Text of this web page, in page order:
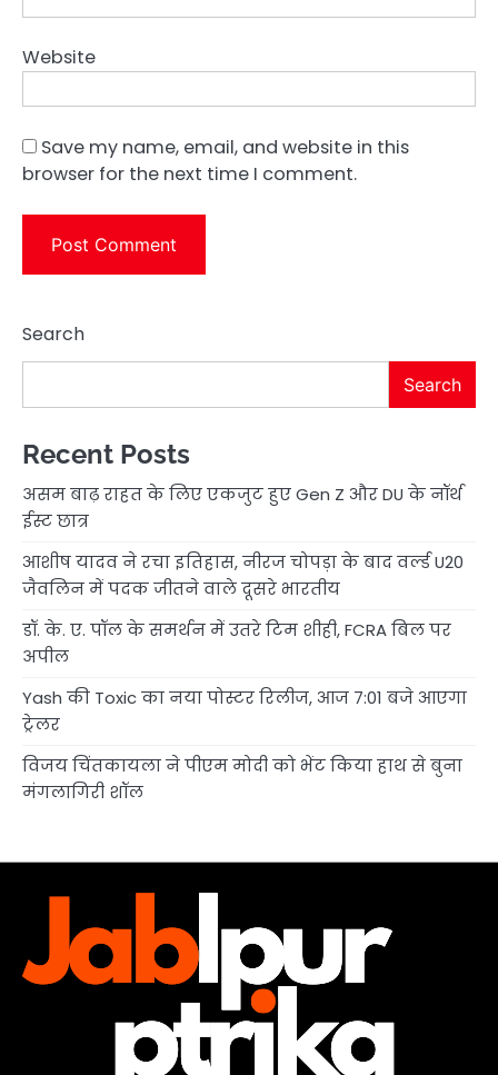
Website
Save my name, email, and website in this
browser for the next time I comment.
Search
Search
Recent Posts
असम बाढ़ राहत के लिए एकजुट हुए Gen Z और DU के नॉर्थ
ईस्ट छात्र
आशीष यादव ने रचा इतिहास, नीरज चोपड़ा के बाद वर्ल्ड U20
जैवलिन में पदक जीतने वाले दूसरे भारतीय
डॉ. के. ए. पॉल के समर्थन में उतरे टिम शीही, FCRA बिल पर
अपील
Yash की Toxic का नया पोस्टर रिलीज, आज 7:01 बजे आएगा
ट्रेलर
विजय चिंतकायला ने पीएम मोदी को भेंट किया हाथ से बुना
मंगलागिरी शॉल